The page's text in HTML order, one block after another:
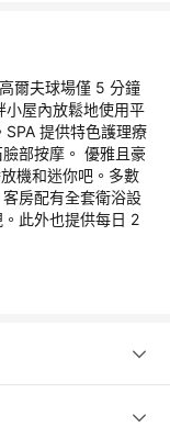
爾夫球場僅 5 分鐘
小屋內放鬆地使用平
提供特色護理療
部按摩。 優雅且豪
機和迷你吧。多數
房配有全套衛浴設
此外也提供每日 2